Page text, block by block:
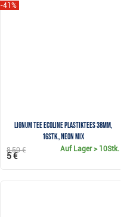
Lignum Tee Ecoline Plastiktees 38mm,
16Stk., neon mix
-41%
Auf Lager> 10Stk.
8,50 €
5 €